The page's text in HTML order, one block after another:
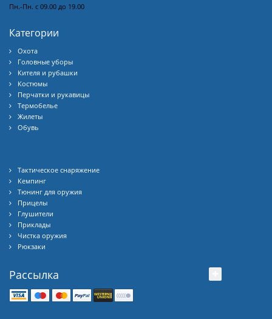
Пн.-Пн. с 09.00 до 19.00
Категории
Охота
Головные уборы
Кителя и рубашки
Костюмы
Перчатки и рукавицы
Термобелье
Жилеты
Обувь
Тактическое снаряжение
Кемпинг
Тюнинг для оружия
Прицелы
Глушители
Приклады
Чистка оружия
Рюкзаки
Рассылка